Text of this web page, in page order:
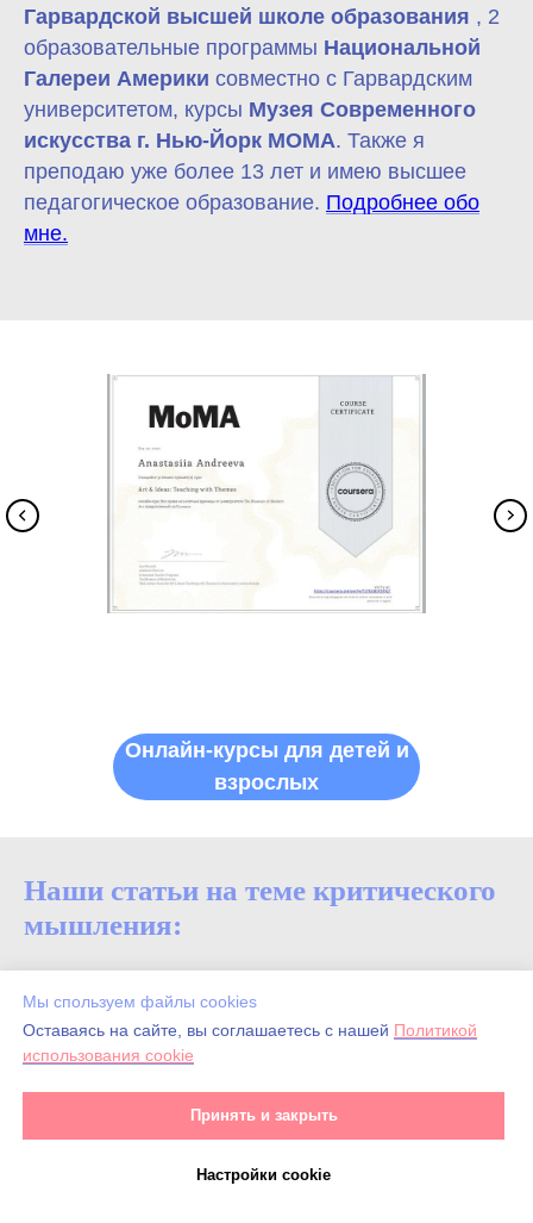
Мы спользуем файлы cookies
Оставаясь на сайте, вы соглашаетесь с нашей Политикой
использования cookie
Принять и закрыть
Настройки cookie
Гарвардской высшей школе образования , 2
образовательные программы Национальной
Галереи Америки совместно с Гарвардским
университетом, курсы Музея Современного
искусства г. Нью-Йорк МОМА. Также я
преподаю уже более 13 лет и имею высшее
педагогическое образование. Подробнее обо
мне.
Онлайн-курсы для детей и
взрослых
Наши статьи на теме критического
мышления:
2️⃣15 вопросов на развитие критического
Учимся устанавливать связи
4️⃣10 упражнений для развития критического